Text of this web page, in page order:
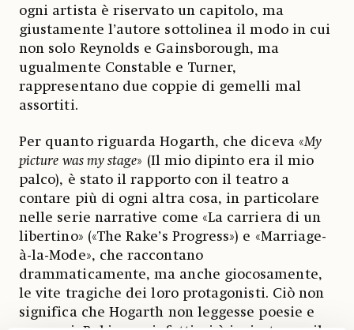
ogni artista è riservato un capitolo, ma
giustamente l’autore sottolinea il modo in cui
non solo Reynolds e Gainsborough, ma
ugualmente Constable e Turner,
rappresentano due coppie di gemelli mal
assortiti.
Per quanto riguarda Hogarth, che diceva «My
picture was my stage» (Il mio dipinto era il mio
palco), è stato il rapporto con il teatro a
contare più di ogni altra cosa, in particolare
nelle serie narrative come «La carriera di un
libertino» («The Rake’s Progress») e «Marriage-
à-la-Mode», che raccontano
drammaticamente, ma anche giocosamente,
le vite tragiche dei loro protagonisti. Ciò non
significa che Hogarth non leggesse poesie e